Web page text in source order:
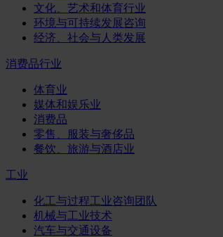
文化、艺术和体育行业
环境与可持续发展咨询
经济、社会与人类发展
消费品行业
体育业
媒体和娱乐业
消费品
零售、服装与奢侈品
餐饮、旅游与酒店业
工业
化工与过程工业咨询团队
机械与工业技术
汽车与交通设备